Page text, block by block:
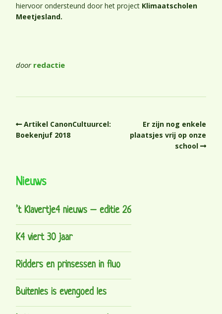
hiervoor ondersteund door het project Klimaatscholen
Meetjesland.
door redactie
Artikel CanonCultuurcel:
Boekenjuf 2018
Er zijn nog enkele
plaatsjes vrij op onze
school
Nieuws
’t Klavertje4 nieuws – editie 26
K4 viert 30 jaar
Ridders en prinsessen in fluo
Buitenles is evengoed les